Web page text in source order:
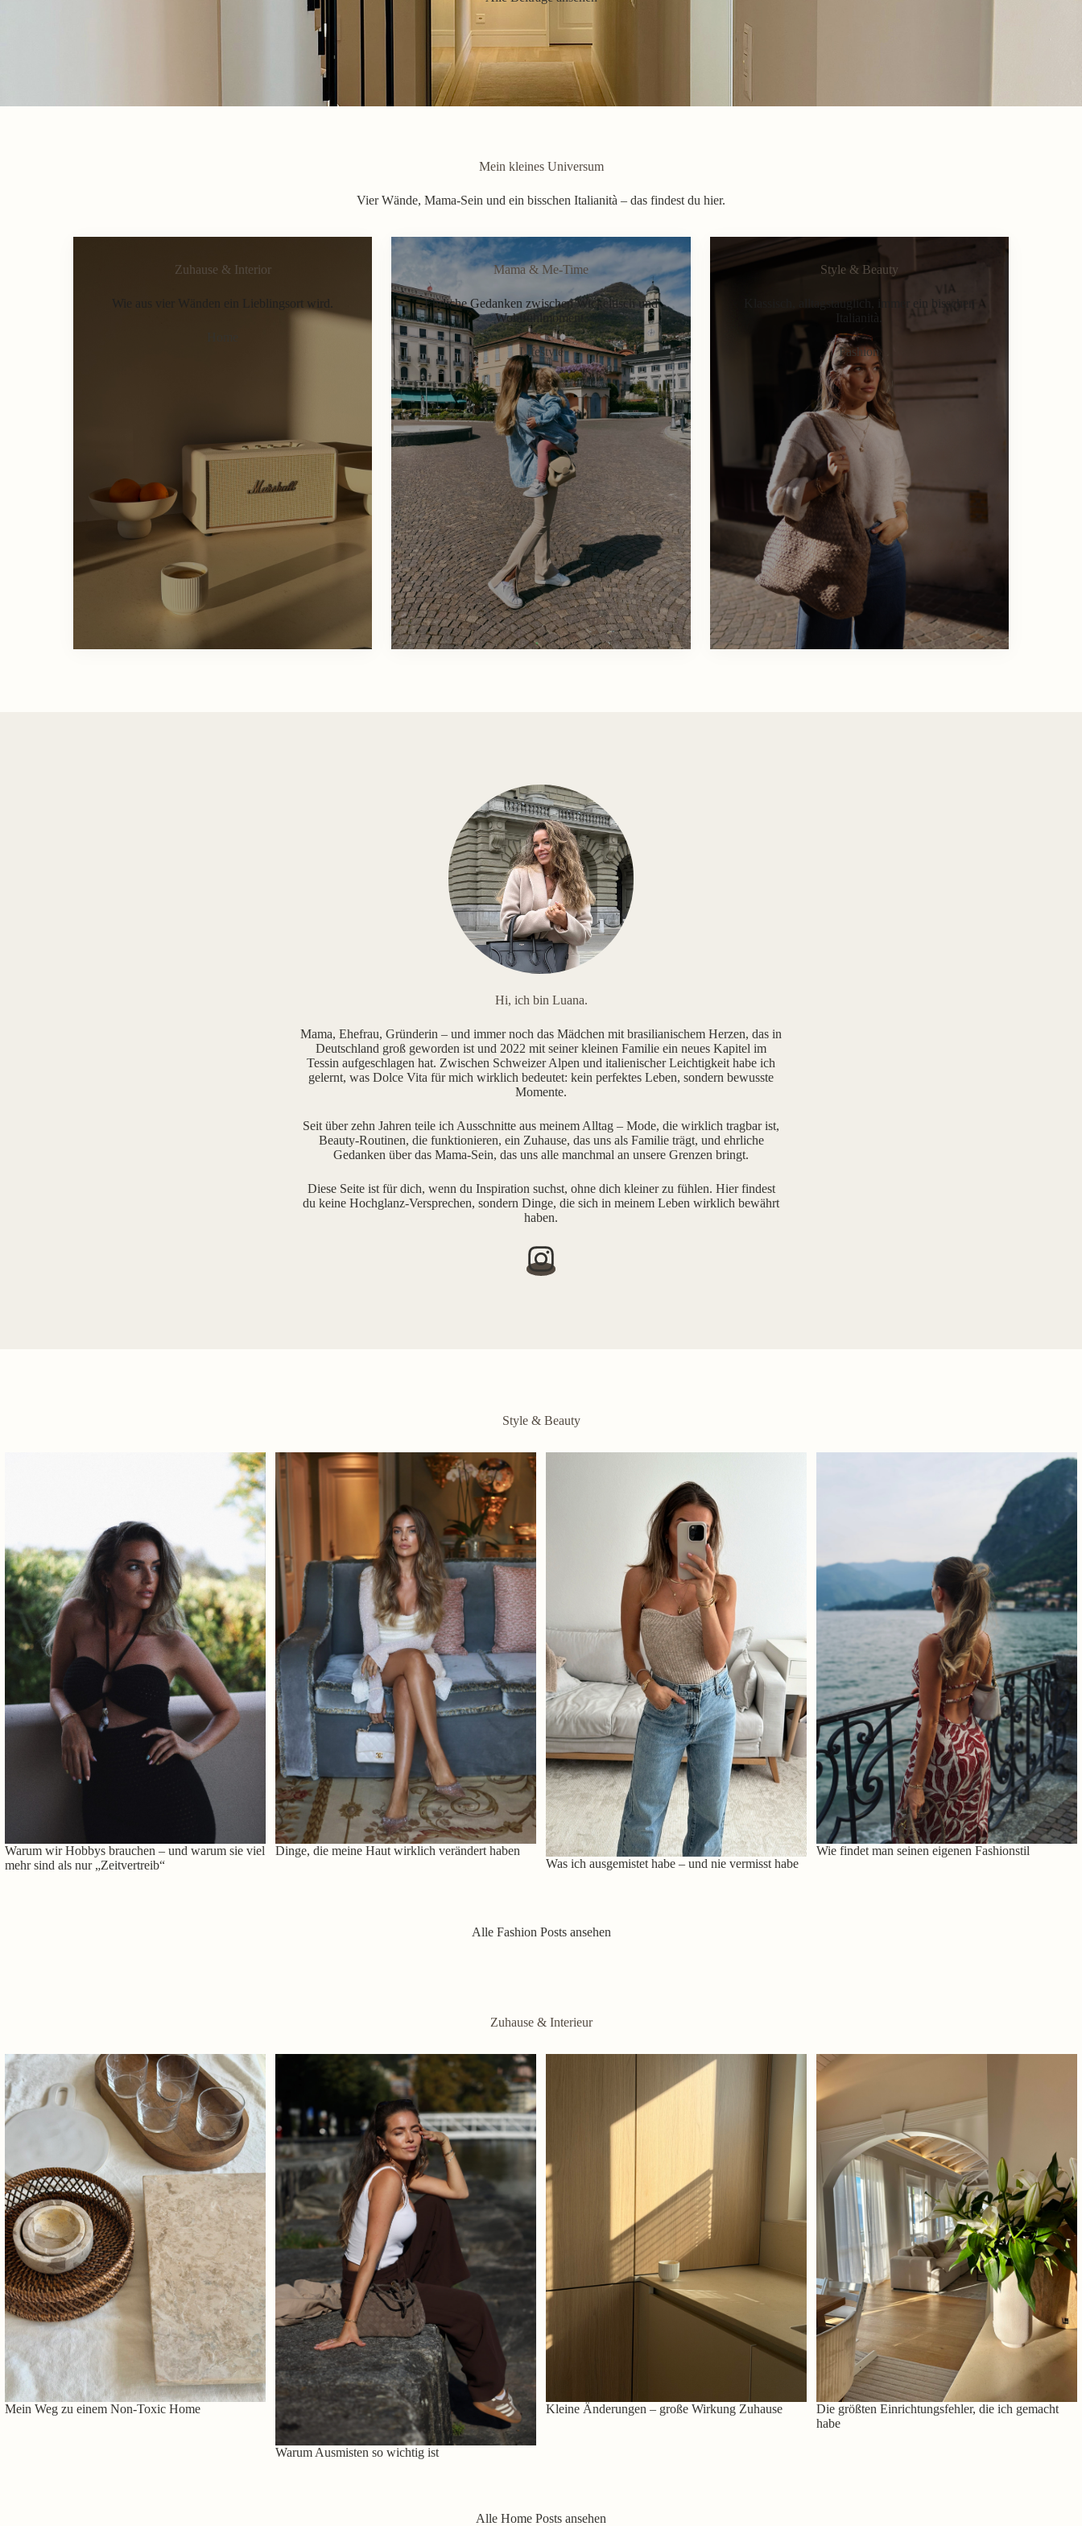
Mein kleines Universum
Vier Wände, Mama-Sein und ein bisschen Italianità – das findest du hier.
Zuhause & Interior
Wie aus vier Wänden ein Lieblingsort wird.
Mama & Me-Time
Ehrliche Gedanken zwischen Wickeltisch und
Wohlfühlmoment.
Lifestyle
Style & Beauty
Klassisch, alltagstauglich, immer ein bisschen
Italianità.
Fashion
Hi, ich bin Luana.
Mama, Ehefrau, Gründerin – und immer noch das Mädchen mit brasilianischem Herzen, das in
Deutschland groß geworden ist und 2022 mit seiner kleinen Familie ein neues Kapitel im
Tessin aufgeschlagen hat. Zwischen Schweizer Alpen und italienischer Leichtigkeit habe ich
gelernt, was Dolce Vita für mich wirklich bedeutet: kein perfektes Leben, sondern bewusste
Momente.
Seit über zehn Jahren teile ich Ausschnitte aus meinem Alltag – Mode, die wirklich tragbar ist,
Beauty-Routinen, die funktionieren, ein Zuhause, das uns als Familie trägt, und ehrliche
Gedanken über das Mama-Sein, das uns alle manchmal an unsere Grenzen bringt.
Diese Seite ist für dich, wenn du Inspiration suchst, ohne dich kleiner zu fühlen. Hier findest
du keine Hochglanz-Versprechen, sondern Dinge, die sich in meinem Leben wirklich bewährt
haben.
Style & Beauty
Warum wir Hobbys brauchen – und warum sie viel
mehr sind als nur „Zeitvertreib“
Dinge, die meine Haut wirklich verändert haben
Was ich ausgemistet habe – und nie vermisst habe
Wie findet man seinen eigenen Fashionstil
Alle Fashion Posts ansehen
Zuhause & Interieur
Mein Weg zu einem Non-Toxic Home
Warum Ausmisten so wichtig ist
Kleine Änderungen – große Wirkung Zuhause
Die größten Einrichtungsfehler, die ich gemacht
habe
Alle Home Posts ansehen